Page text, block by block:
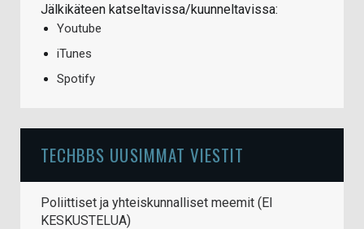
Jälkikäteen katseltavissa/kuunneltavissa:
Youtube
iTunes
Spotify
TECHBBS UUSIMMAT VIESTIT
Poliittiset ja yhteiskunnalliset meemit (EI
KESKUSTELUA)